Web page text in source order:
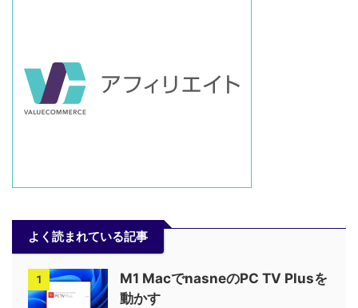
よく読まれている記事
1
M1 MacでnasneのPC TV Plusを
動かす